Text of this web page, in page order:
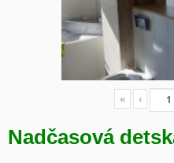
« ‹
Nadčasová